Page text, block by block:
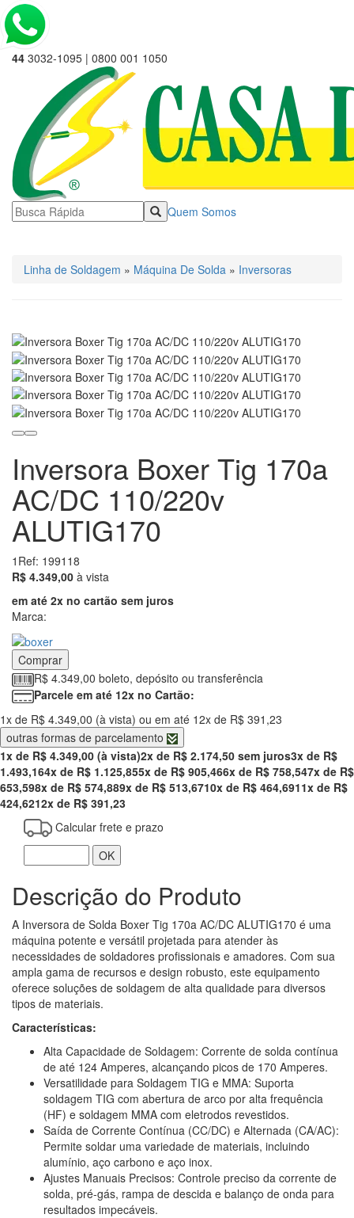
44 3032-1095 | 0800 001 1050
Quem Somos
Linha de Soldagem » Máquina De Solda » Inversoras
Inversora Boxer Tig 170a
AC/DC 110/220v
ALUTIG170
1 Ref: 199118
4349.00
R$ 4.349,00 à vista
em até 2x no cartão sem juros
Marca:
Comprar
R$ 4.349,00 boleto, depósito ou transferência
Parcele em até 12x no Cartão:
1x de R$ 4.349,00 (à vista) ou em até 12x de R$ 391,23
outras formas de parcelamento
1x de R$ 4.349,00 (à vista)2x de R$ 2.174,50 sem juros3x de R$
1.493,164x de R$ 1.125,855x de R$ 905,466x de R$ 758,547x de R$
653,598x de R$ 574,889x de R$ 513,6710x de R$ 464,6911x de R$
424,6212x de R$ 391,23
Calcular frete e prazo
OK
Descrição do Produto
A Inversora de Solda Boxer Tig 170a AC/DC ALUTIG170 é uma
máquina potente e versátil projetada para atender às
necessidades de soldadores profissionais e amadores. Com sua
ampla gama de recursos e design robusto, este equipamento
oferece soluções de soldagem de alta qualidade para diversos
tipos de materiais.
Características:
Alta Capacidade de Soldagem: Corrente de solda contínua
de até 124 Amperes, alcançando picos de 170 Amperes.
Versatilidade para Soldagem TIG e MMA: Suporta
soldagem TIG com abertura de arco por alta frequência
(HF) e soldagem MMA com eletrodos revestidos.
Saída de Corrente Contínua (CC/DC) e Alternada (CA/AC):
Permite soldar uma variedade de materiais, incluindo
alumínio, aço carbono e aço inox.
Ajustes Manuais Precisos: Controle preciso da corrente de
solda, pré-gás, rampa de descida e balanço de onda para
resultados impecáveis.